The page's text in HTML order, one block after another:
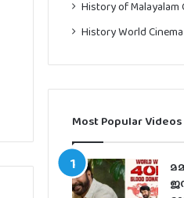
History of Malayalam
History World Cinema
Most Popular Videos